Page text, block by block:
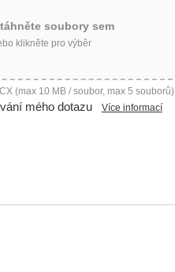
soubory sem
klikněte pro výběr
(max 10 MB / soubor, max 5 souborů)
mého dotazu Více informací